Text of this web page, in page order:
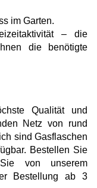
im Garten.
– die
die benötigte
Qualität und
Netz von rund
sind Gasflaschen
Bestellen Sie
von unserem
Bestellung ab 3